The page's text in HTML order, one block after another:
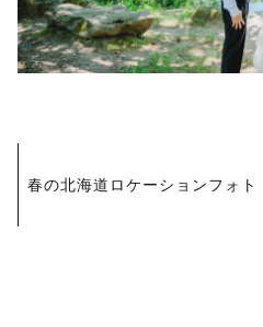
投
稿
春の北海道ロケーションフォト